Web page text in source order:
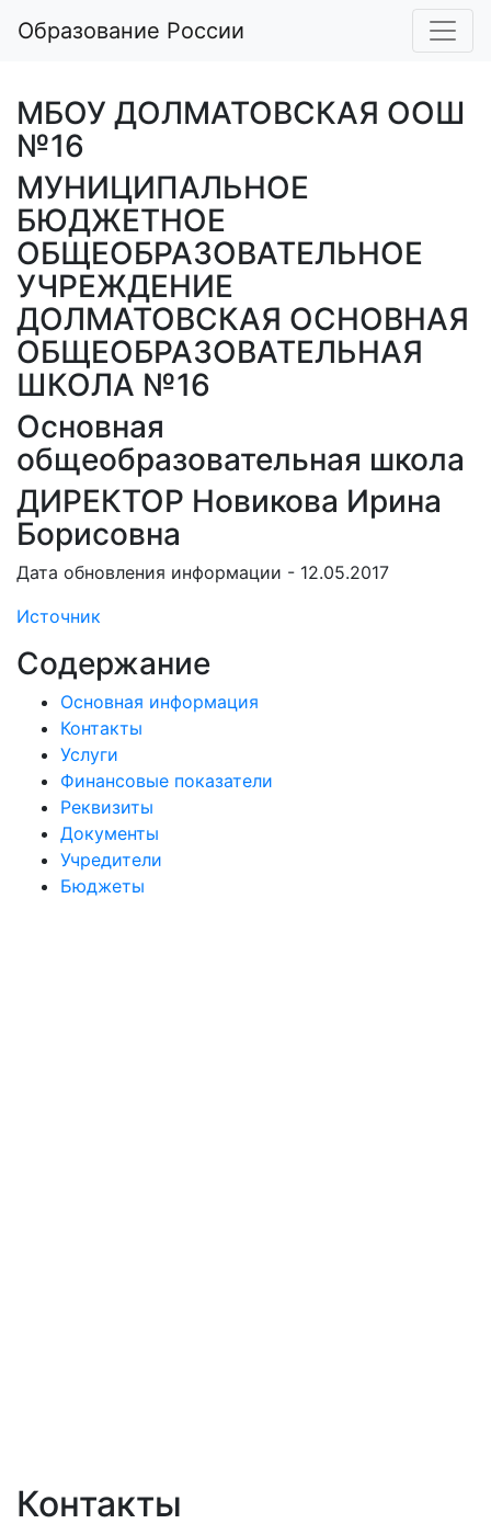
Образование России
МБОУ ДОЛМАТОВСКАЯ ООШ
№16
МУНИЦИПАЛЬНОЕ
БЮДЖЕТНОЕ
ОБЩЕОБРАЗОВАТЕЛЬНОЕ
УЧРЕЖДЕНИЕ
ДОЛМАТОВСКАЯ ОСНОВНАЯ
ОБЩЕОБРАЗОВАТЕЛЬНАЯ
ШКОЛА №16
Основная
общеобразовательная школа
ДИРЕКТОР Новикова Ирина
Борисовна
Дата обновления информации - 12.05.2017
Источник
Содержание
Основная информация
Контакты
Услуги
Финансовые показатели
Реквизиты
Документы
Учредители
Бюджеты
Контакты